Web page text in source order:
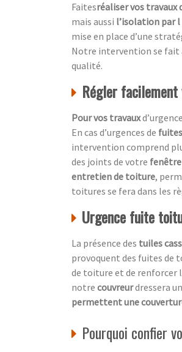
Faitesréaliser vos travaux
mais aussi l’isolation par
mise en place d’une
Notre intervention se fait
qualité.
Régler
Pour vos travaux
En cas d’urgences de fuites
intervention comprend
des joints de votre
entretien de toiture,
toitures se fera dans les
Urgence fuite
La présence des tuiles
provoquent des fuites de
de toiture et de renforcer
notre couvreurdressera
permettent une
Pourquoi confier